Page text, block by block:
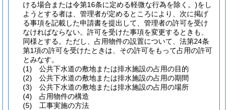
ける場合または令第16条に定める軽微な行為を除く。)をし
ようとする者は、管理者が定めるところにより、次に掲げ
る事項を記載した申請書を提出して、管理者の許可を受け
なければならない。 許可を受けた事項を変更するときも、
同様とする。 ただし、占用物件の設置について、法第24条
第1項の許可を受けたときは、その許可をもって占用の許可
とみなす。
(1)
公共下水道の敷地または排水施設の占用の目的
(2)
公共下水道の敷地または排水施設の占用の期間
(3)
公共下水道の敷地または排水施設の占用の場所
(4)
占用物件の構造
(5)
工事実施の方法